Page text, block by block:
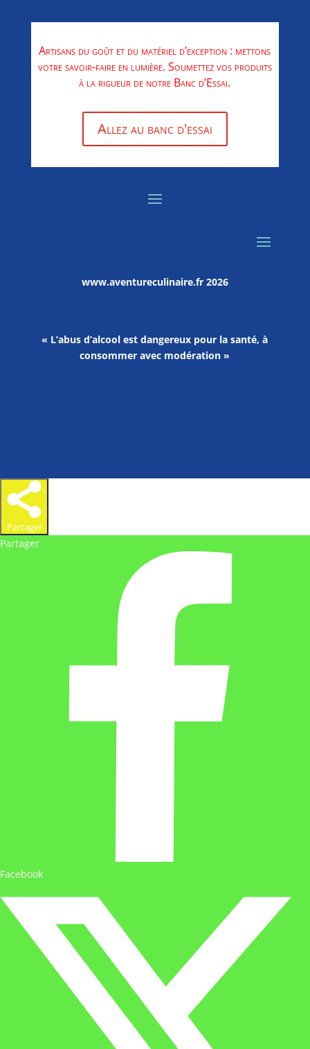
Artisans du goût et du matériel d’exception : mettons
votre savoir-faire en lumière. Soumettez vos produits
à la rigueur de notre Banc d’Essai.
Allez au banc d'essai
www.aventureculinaire.fr2026
« L’abus d’alcool est dangereux pour la santé, à
consommer avec modération »
Partager
Partager
Facebook